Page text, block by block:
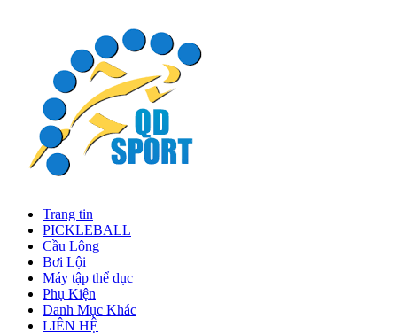
Trang tin
PICKLEBALL
Cầu Lông
Bơi Lội
Máy tập thể dục
Phụ Kiện
Danh Mục Khác
LIÊN HỆ